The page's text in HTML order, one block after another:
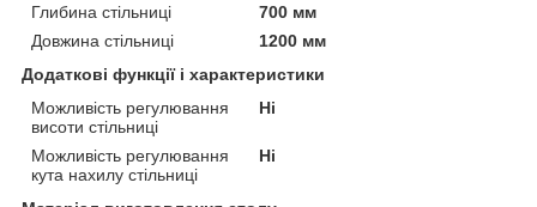
Глибина стільниці
700 мм
Довжина стільниці
1200 мм
Додаткові функції і характеристики
Можливість регулювання
висоти стільниці
Ні
Можливість регулювання
кута нахилу стільниці
Ні